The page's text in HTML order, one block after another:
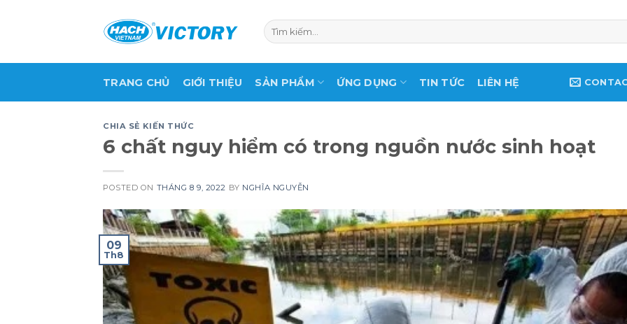
Tìm
kiếm:
TRANG CHỦ GIỚI THIỆU SẢN PHẨM ỨNG DỤNG TIN TỨC LIÊN HỆ
CHIA SẺ KIẾN THỨC
6 chất nguy hiểm có trong nguồn nước sinh hoạt
POSTED ON THÁNG 8 9, 2022 BY NGHĨA NGUYỄN
09
Th8